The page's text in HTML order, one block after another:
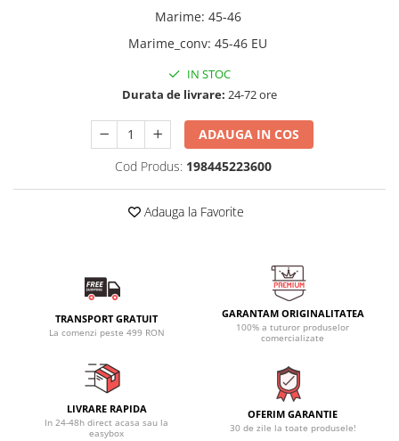
Marime: 45-46
Marime_conv: 45-46 EU
IN STOC
Durata de livrare: 24-72 ore
ADAUGA IN COS
Cod Produs: 198445223600
Adauga la Favorite
TRANSPORT GRATUIT
La comenzi peste 499 RON
GARANTAM ORIGINALITATEA
100% a tuturor produselor
comercializate
LIVRARE RAPIDA
In 24-48h direct acasa sau la
easybox
OFERIM GARANTIE
30 de zile la toate produsele!